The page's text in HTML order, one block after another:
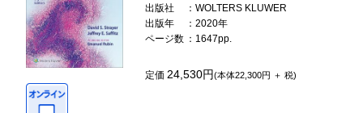
出版社
：WOLTERS KLUWER
出版年
：2020年
ページ数 ：1647pp.
定価24,530円(本体22,300円 ＋ 税)